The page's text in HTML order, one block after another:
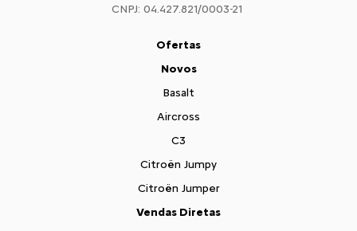
CNPJ: 04.427.821/0003-21
Ofertas
Novos
Basalt
Aircross
C3
Citroën Jumpy
Citroën Jumper
Vendas Diretas